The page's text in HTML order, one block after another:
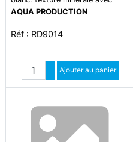
grille assortie et bonde extra-
AQUA PRODUCTION
Réf : RD9014
Quantité
Augmenter quantité
Diminuer quantité
Ajouter au panier